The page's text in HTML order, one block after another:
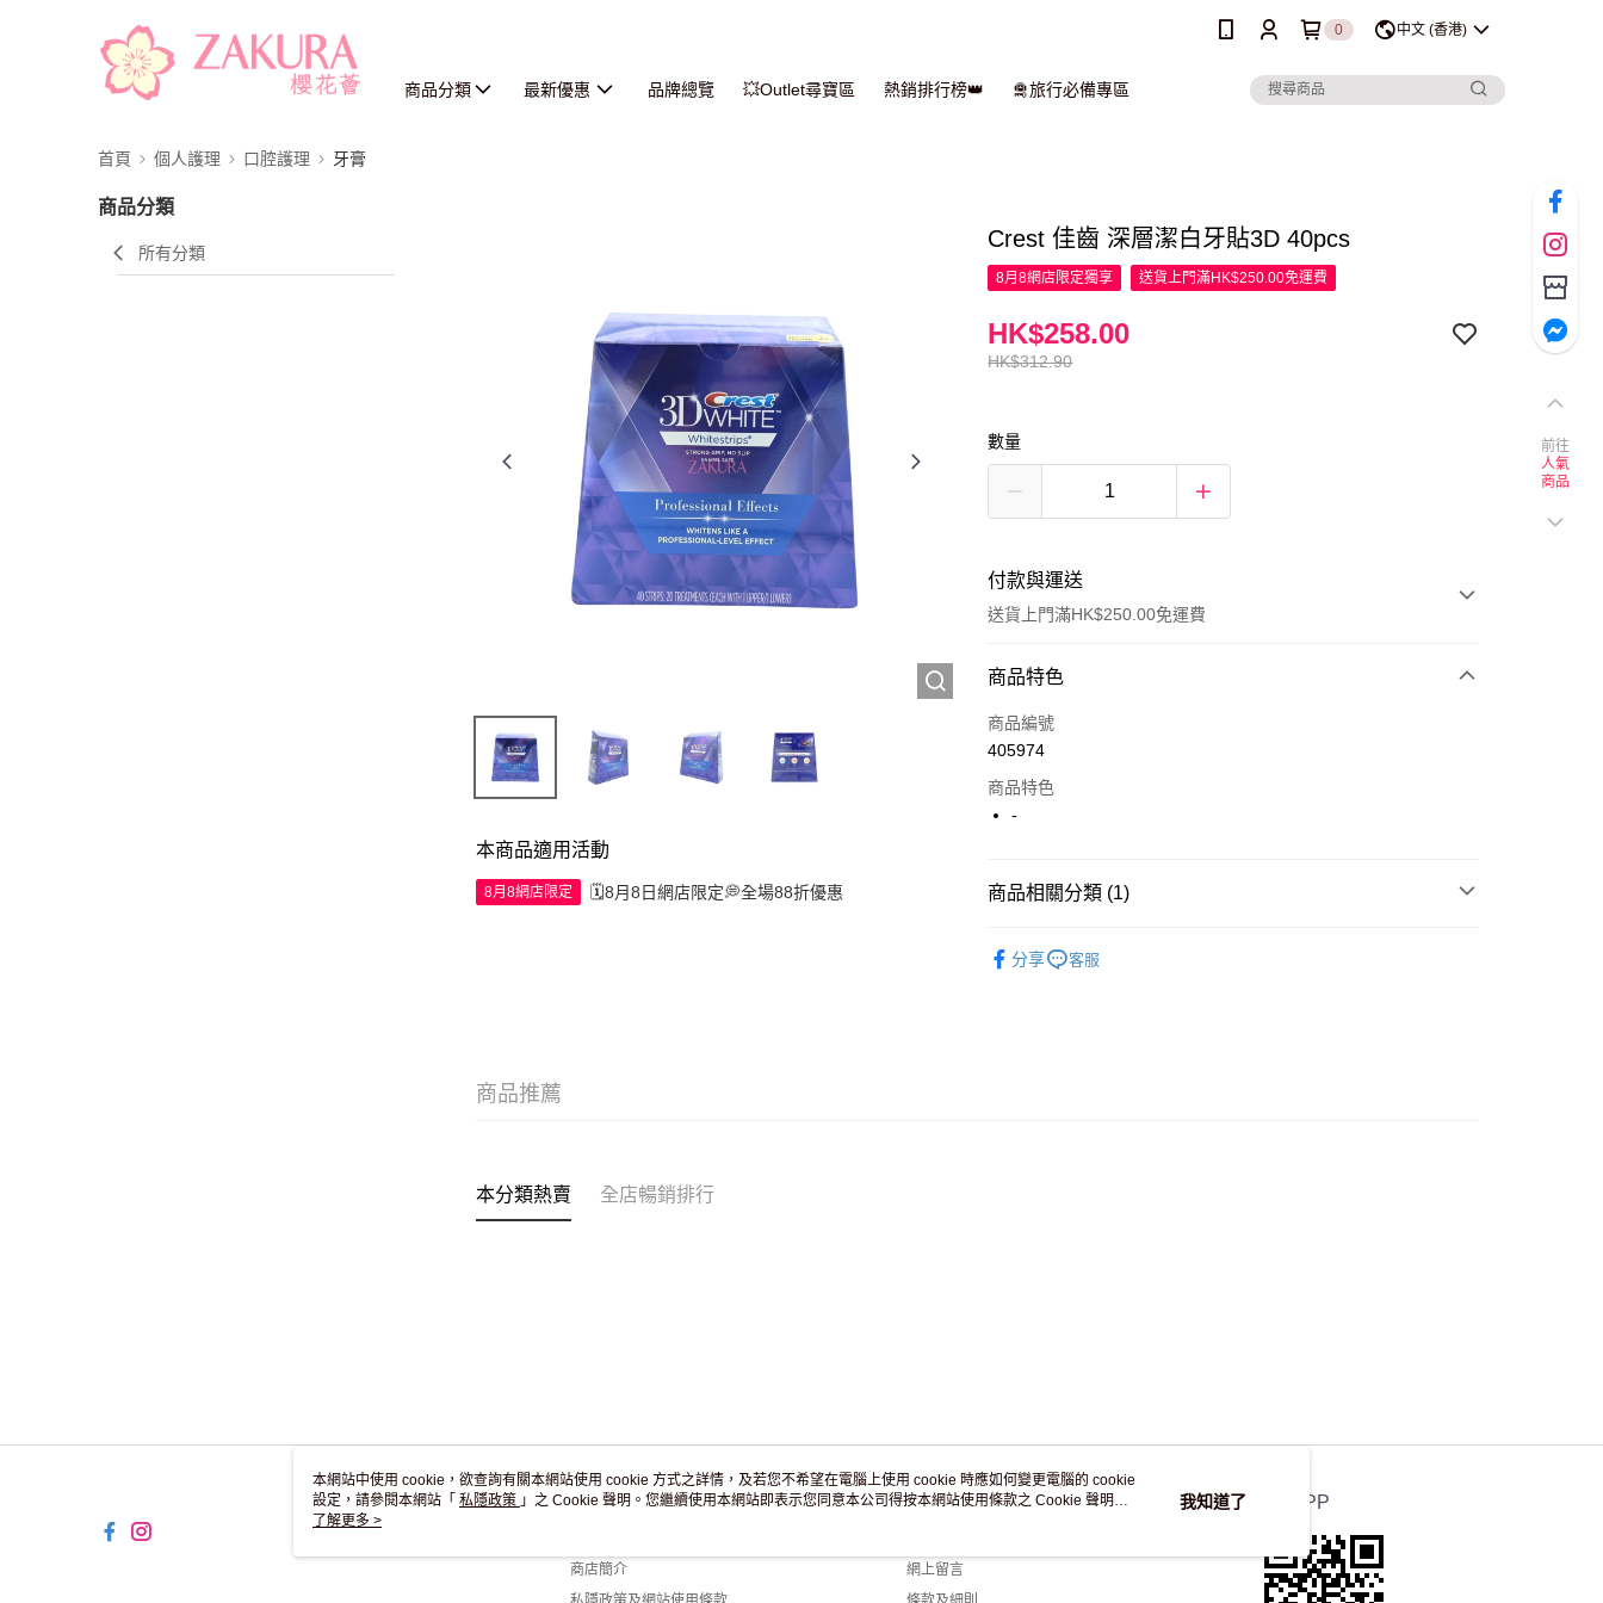
0 中文 (香港)
商品分類 最新優惠 品牌總覽 💥Outlet尋寶區 熱銷排行榜👑 🛅旅行必備專區
首頁 個人護理 口腔護理 牙膏
商品分類
所有分類
本商品適用活動
8月8網店限定 🗓️8月8日網店限定💭全場88折優惠
Crest 佳齒 深層潔白牙貼3D 40pcs
8月8網店限定獨享 送貨上門滿HK$250.00免運費
HK$312.90
HK$258.00
數量
付款與運送
送貨上門滿HK$250.00免運費
付款方式
信用卡
JD京東物流，訂單確認發貨後2-4個工作天送達
商品特色
商品編號
405974
商品特色
-
商品相關分類 (1)
分享
客服
商品推薦
本分類熱賣 全店暢銷排行
關於我們
商店簡介
客戶服務
網上留言
官方APP
前往
人氣
商品
本網站中使用 cookie，欲查詢有關本網站使用 cookie 方式之詳情，及若您不希望在電腦上使用 cookie 時應如何變更電腦的 cookie
設定，請參閱本網站「 私隱政策 」之 Cookie 聲明。您繼續使用本網站即表示您同意本公司得按本網站使用條款之 Cookie 聲明使
用 cookie。
了解更多 >
我知道了